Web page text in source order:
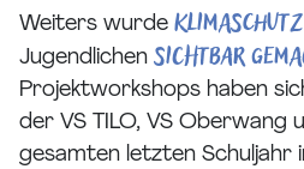
Weiters wurde Klimaschutz
Jugendlichen sichtbar
Projektworkshops haben
der VS TILO, VS Oberwang
gesamten letzten Schuljahr